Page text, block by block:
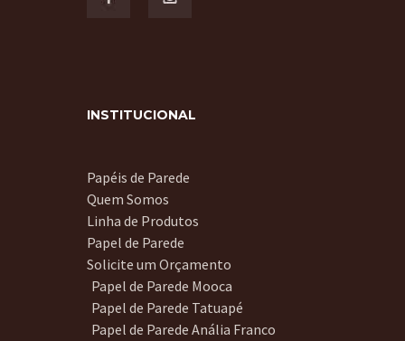
INSTITUCIONAL
Papéis de Parede
Quem Somos
Linha de Produtos
Papel de Parede
Solicite um Orçamento
Papel de Parede Mooca
Papel de Parede Tatuapé
Papel de Parede Anália Franco